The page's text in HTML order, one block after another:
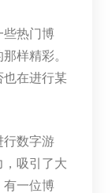
些热门博
样精彩。
在进行某
行数字游
，吸引了大
有一位博